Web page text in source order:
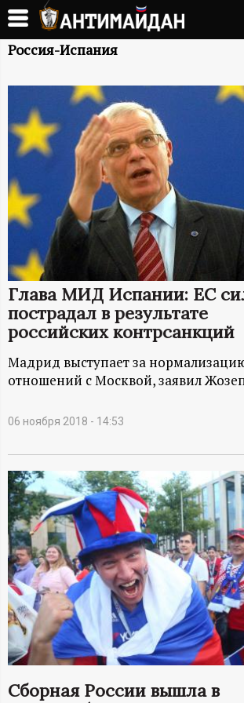
Перейти
основному
А
Н
Т
И
М
Й
Д
А
Н
-
и
н
ф
о
р
м
а
Россия-Испания
Глава МИД Испании: ЕС
пострадал в результате
российских контрсанкций
Мадрид выступает за
отношений с Москвой, заявил
06 ноября 2018 - 14:53
Сборная России вышла в